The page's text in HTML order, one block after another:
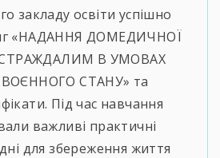
закладу освіти успішно
«НАДАННЯ ДОМЕДИЧНОЇ
В УМОВАХ
СТАНУ» та
Під час навчання
важливі практичні
для збереження життя